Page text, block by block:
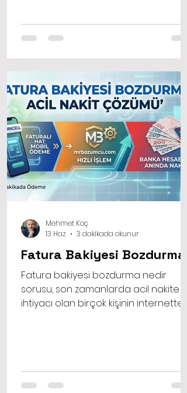
ödemelerle karşı karşıya kalabiliriz.
Fatura Bakiyesi Bozdurma
Fatura bakiyesi bozdurma nedir
sorusu, son zamanlarda acil nakite
ihtiyacı olan birçok kişinin internette
ödemelerle karşı karşıya kalabiliriz.
Mehmet Koç
13 Haz
3 dakikada okunur